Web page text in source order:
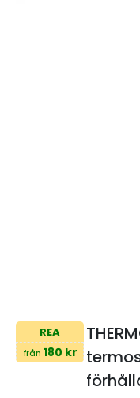
REA
från 180 kr